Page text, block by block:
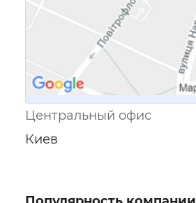
Центральный офис
Киев